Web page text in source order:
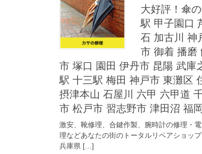
大好評！傘
駅 甲子園口
石 加古川 神
市 御着 播磨
市 塚口 園田 伊丹市 昆陽 武庫
駅 十三駅 梅田 神戸市 東灘区
摂津本山 石屋川 六甲 六甲道
市 松戸市 習志野市 津田沼 福
激安、靴修理、合鍵作製、腕時計の修理・
理などあなたの街のトータルリペアショッ
兵庫県 […]